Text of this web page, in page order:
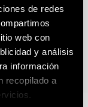
de redes
web con
y análisis
información
recopilado a